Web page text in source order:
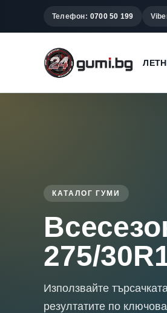
Телефон: 0700 50 199
КАТАЛОГ ГУМИ
275/
Използвайте
резултатите по